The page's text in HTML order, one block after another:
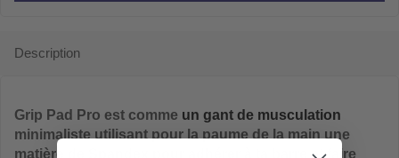
Description
Grip Pad Pro est comme un gant de musculation
minimaliste utilisant pour la paume de la main une
matière de Spandex pour adhérer à ta barre et faire